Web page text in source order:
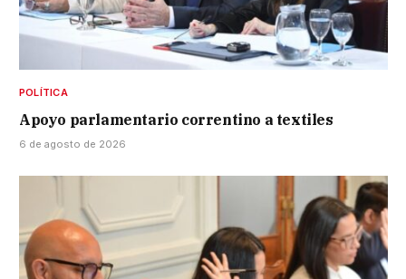
POLÍTICA
Apoyo parlamentario correntino a textiles
6 de agosto de 2026